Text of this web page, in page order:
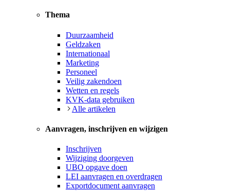
Thema
Duurzaamheid
Geldzaken
Internationaal
Marketing
Personeel
Veilig zakendoen
Wetten en regels
KVK-data gebruiken
Alle artikelen
Aanvragen, inschrijven en wijzigen
Inschrijven
Wijziging doorgeven
UBO opgave doen
LEI aanvragen en overdragen
Exportdocument aanvragen